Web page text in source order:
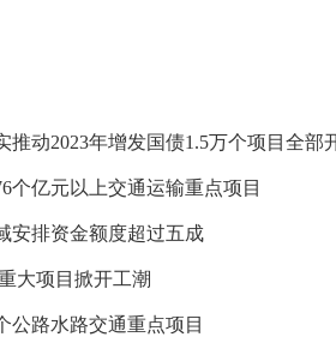
推动2023年增发国债1.5万个项目全部
个亿元以上交通运输重点项目
安排资金额度超过五成
大项目掀开工潮
公路水路交通重点项目